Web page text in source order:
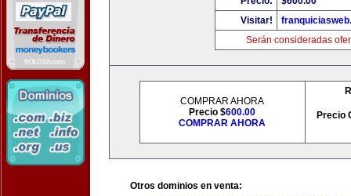
Visitar!
Serán consideradas
COMPRAR AHORA
Precio $600.00
COMPRAR AHORA
Precio
Otros dominios en venta: